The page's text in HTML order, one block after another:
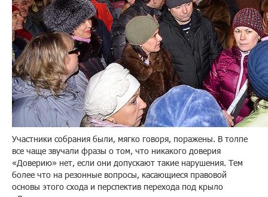
Участники собрания были, мягко говоря, поражены. В толпе
все чаще звучали фразы о том, что никакого доверия
«Доверию» нет, если они допускают такие нарушения. Тем
более что на резонные вопросы, касающиеся правовой
основы этого схода и перспектив перехода под крыло